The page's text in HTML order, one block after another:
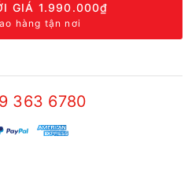
GIÁ 1.990.000₫
hàng tận nơi
363 6780